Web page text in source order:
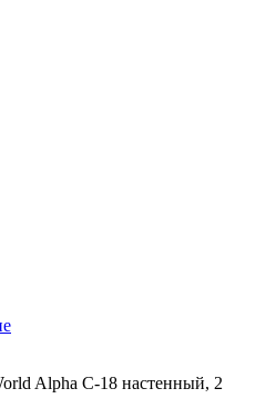
Alpha C-18 настенный, 2